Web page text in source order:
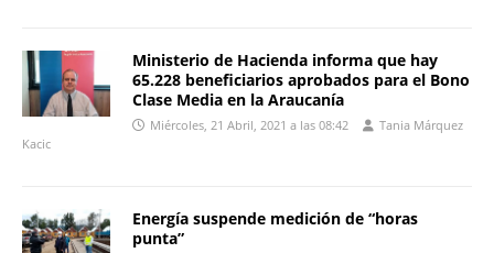
Ministerio de Hacienda informa que hay
65.228 beneficiarios aprobados para el Bono
Clase Media en la Araucanía
Miércoles, 21 Abril, 2021 a las 08:42
Tania Márquez
Kacic
Energía suspende medición de “horas
punta”